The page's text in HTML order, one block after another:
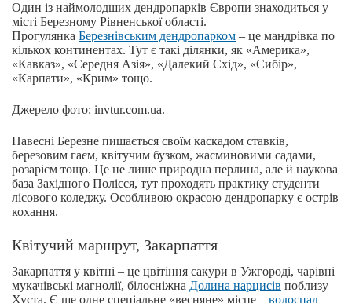
Один із наймолодших дендропарків Європи знаходиться у
місті Березному Рівненської області.
Прогулянка Березнівським дендропарком – це мандрівка по
кількох континентах. Тут є такі ділянки, як «Америка»,
«Кавказ», «Середня Азія», «Далекий Схід», «Сибір»,
«Карпати», «Крим» тощо.
Джерело фото: invtur.com.ua.
Навесні Березне пишається своїм каскадом ставків,
березовим гаєм, квітучим бузком, жасминовими садами,
розарієм тощо. Це не лише природна перлина, але й наукова
база Західного Полісся, тут проходять практику студенти
лісового коледжу. Особливою окрасою дендропарку є острів
кохання.
Квітучий маршрут, Закарпаття
Закарпаття у квітні – це цвітіння сакури в Ужгороді, чарівні
мукачівські магнолії, білосніжна Долина нарцисів поблизу
Хуста. Є ще одне спеціальне «весняне» місце – водоспад